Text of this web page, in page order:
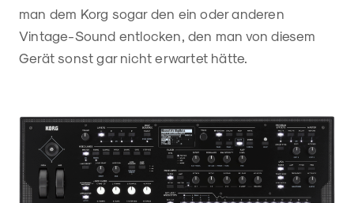
man dem Korg sogar den ein oder anderen
Vintage-Sound entlocken, den man von diesem
Gerät sonst gar nicht erwartet hätte.